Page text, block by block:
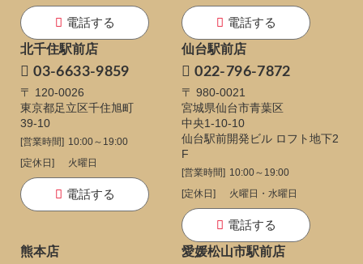
電話する
電話する
北千住駅前店
03-6633-9859
〒 120-0026
東京都足立区千住旭町
39-10
[営業時間] 10:00～19:00
[定休日]
火曜日
電話する
仙台駅前店
022-796-7872
〒 980-0021
宮城県仙台市青葉区
中央1-10-10
仙台駅前開発ビル ロフト地下2
F
[営業時間] 10:00～19:00
[定休日]
火曜日・水曜日
電話する
熊本店
愛媛松山市駅前店